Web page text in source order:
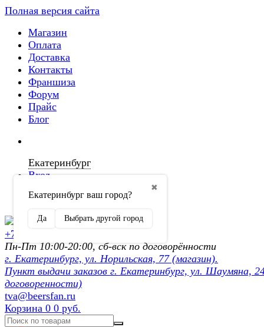
Полная версия сайта
Магазин
Оплата
Доставка
Контакты
Франшиза
Форум
Прайс
Блог
Екатеринбург
✖
Екатеринбург ваш город?
Да Выбрать другой город
Вход
Регистрация
+7 (902) 872-54-70
Пн-Пт 10:00-20:00, сб-вск по договорённости
г. Екатеринбург, ул. Норильская, 77 (магазин).
Пункт выдачи заказов г. Екатеринбург, ул. Шаумяна,
договоренности)
tva@beersfan.ru
Корзина 0 0 руб.